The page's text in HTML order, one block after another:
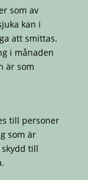
som av
kan i
att smittas.
i månaden
är som
till personer
som är
skydd till